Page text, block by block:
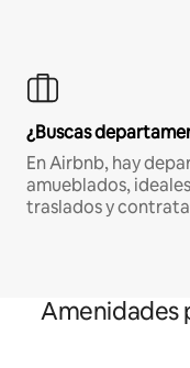
¿Buscas
En Airbnb, hay
amueblados,
traslados y
Amenidades